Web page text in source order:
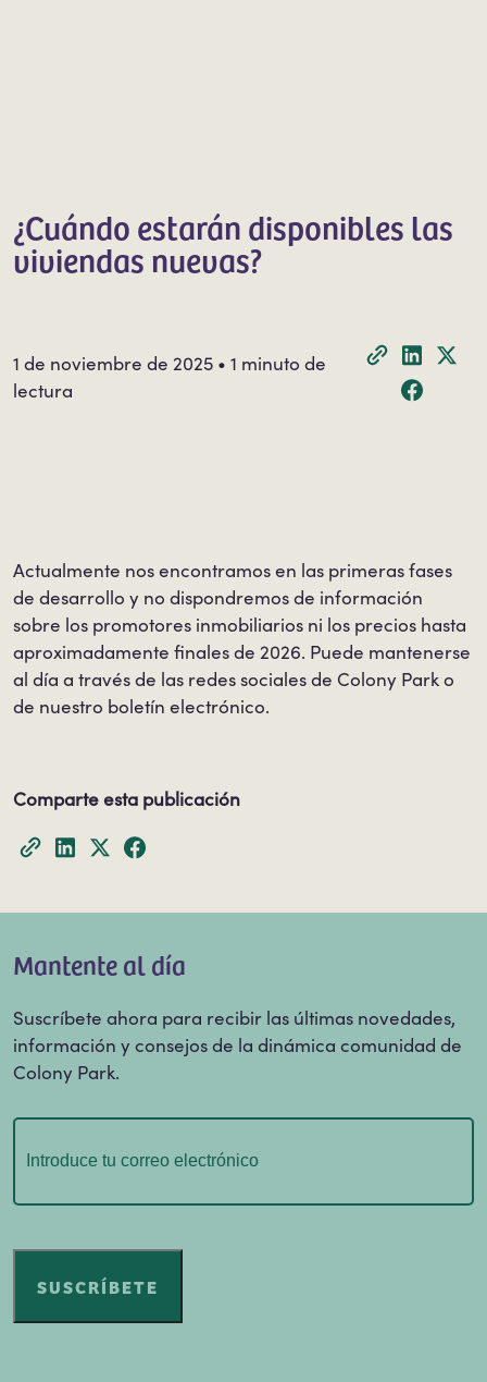
¿Cuándo estarán disponibles las
viviendas nuevas?
1 de noviembre de 2025 • 1 minuto de
lectura
Actualmente nos encontramos en las primeras fases
de desarrollo y no dispondremos de información
sobre los promotores inmobiliarios ni los precios hasta
aproximadamente finales de 2026. Puede mantenerse
al día a través de las redes sociales de Colony Park o
de nuestro boletín electrónico.
Comparte esta publicación
Mantente al día
Suscríbete ahora para recibir las últimas novedades,
información y consejos de la dinámica comunidad de
Colony Park.
Correo
electrónico(Obligatorio)
SUSCRÍBETE